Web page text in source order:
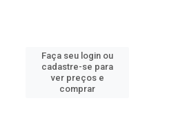
Faça seu login ou
cadastre-se para
ver preços e
comprar